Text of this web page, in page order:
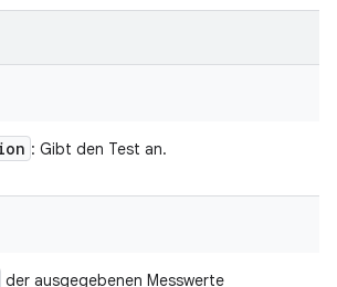
: Gibt den Test an.
der ausgegebenen Messwerte